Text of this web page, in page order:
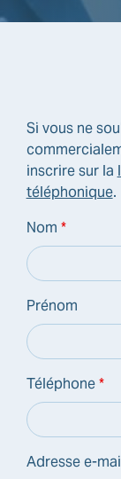
Si vous ne
inscrire sur la
téléphonique.
Nom *
Prénom
Téléphone*
Adresse e-